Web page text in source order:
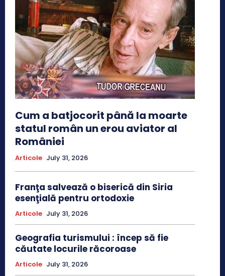
Cum a batjocorit până la moarte
statul român un erou aviator al
României
Articole July 31, 2026
Franţa salvează o biserică din Siria
esenţială pentru ortodoxie
Articole July 31, 2026
Geografia turismului : încep să fie
căutate locurile răcoroase
Articole July 31, 2026